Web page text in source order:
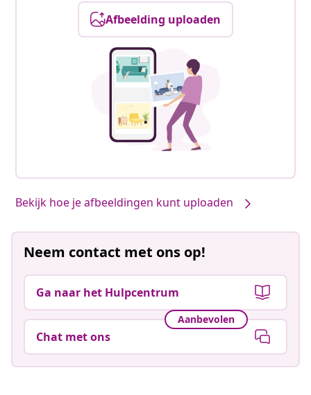
Afbeelding uploaden
Bekijk hoe je afbeeldingen kunt uploaden
Neem contact met ons op!
Ga naar het Hulpcentrum
Aanbevolen
Chat met ons